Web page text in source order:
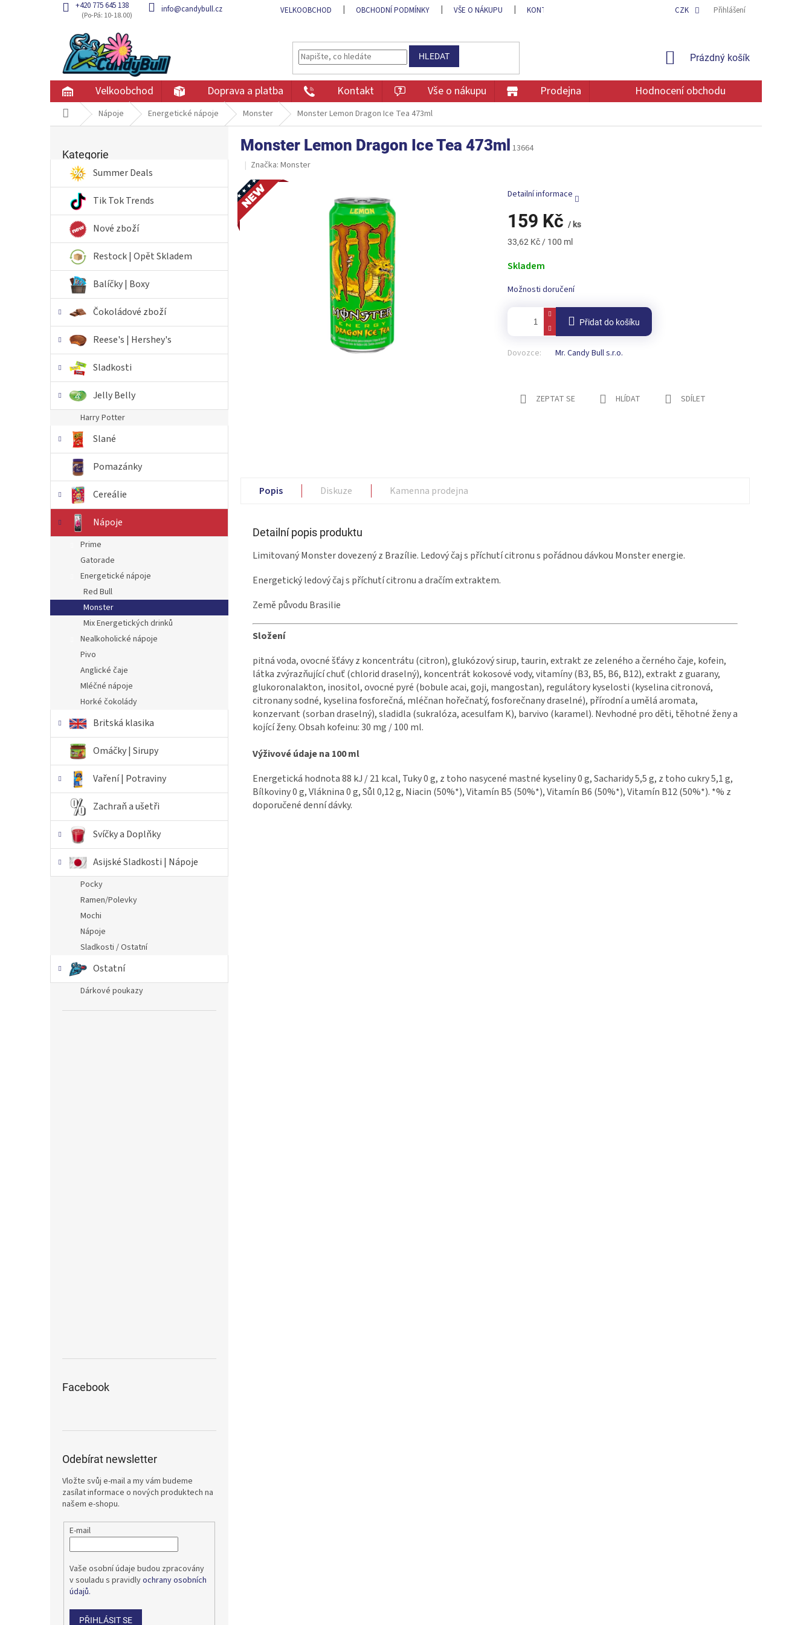
+420 775 645 138 info@candybull.cz VELKOOBCHOD OBCHODNÍ PODMÍNKY VŠE O NÁKUPU KONTAKT OCHRANA OSOBNÍCH ÚDAJŮCZK Přihlášení
HLEDAT
NÁKUPNÍ
Prázdný košík
Velkoobchod Doprava a platba Kontakt Vše o nákupu Prodejna Hodnocení obchodu
Domů Nápoje Energetické nápoje Monster Monster Lemon Dragon Ice Tea 473ml
r
n
í
kategorie
Kategorie
Summer Deals
Tik Tok Trends
Nové zboží
Restock | Opět Skladem
Balíčky | Boxy
Čokoládové zboží
Reese's | Hershey's
Sladkosti
Jelly Belly
Harry Potter
Slané
Pomazánky
Cereálie
Nápoje
Prime
Gatorade
Energetické nápoje
Red Bull
Monster
Mix Energetických drinků
Nealkoholické nápoje
Pivo
Anglické čaje
Mléčné nápoje
Horké čokolády
Britská klasika
Omáčky | Sirupy
Vaření | Potraviny
Zachraň a ušetři
Svíčky a Doplňky
Asijské Sladkosti | Nápoje
Pocky
Ramen/Polevky
Mochi
Nápoje
Sladkosti / Ostatní
Ostatní
Dárkové poukazy
Facebook
Odebírat newsletter
Vložte svůj e-mail a my vám budeme
zasílat informace o nových produktech na
našem e-shopu.
E-mail
Vaše osobní údaje budou zpracovány
v souladu s pravidlyochrany osobních
údajů.
PŘIHLÁSIT SE
Monster Lemon Dragon Ice Tea 473ml 13664
Novinka
Značka: Monster
159 Kč / ks
Měrná
33,62 Kč / 100 ml
Skladem
Možnosti doručení
Přidat do košíku
Dovozce: Mr. Candy Bull s.r.o.
Detailní informace
ZEPTAT SE HLÍDAT SDÍLET
Popis Diskuze Kamenna prodejna
Detailní popis produktu
Limitovaný Monster dovezený z Brazílie. Ledový čaj s příchutí citronu s pořádnou dávkou Monster energie.
Energetický ledový čaj s příchutí citronu a dračím extraktem.
Země původu Brasilie
Složení
pitná voda, ovocné šťávy z koncentrátu (citron), glukózový sirup, taurin, extrakt ze zeleného a černého čaje, kofein,
látka zvýrazňující chuť (chlorid draselný), koncentrát kokosové vody, vitamíny (B3, B5, B6, B12), extrakt z guarany,
glukoronalakton, inositol, ovocné pyré (bobule acai, goji, mangostan), regulátory kyselosti (kyselina citronová,
citronany sodné, kyselina fosforečná, mléčnan hořečnatý, fosforečnany draselné), přírodní a umělá aromata,
konzervant (sorban draselný), sladidla (sukralóza, acesulfam K), barvivo (karamel). Nevhodné pro děti, těhotné ženy a
kojící ženy. Obsah kofeinu: 30 mg / 100 ml.
Výživové údaje na 100 ml
Energetická hodnota 88 kJ / 21 kcal, Tuky 0 g, z toho nasycené mastné kyseliny 0 g, Sacharidy 5,5 g, z toho cukry 5,1 g,
Bílkoviny 0 g, Vláknina 0 g, Sůl 0,12 g, Niacin (50%*), Vitamín B5 (50%*), Vitamín B6 (50%*), Vitamín B12 (50%*). *% z
doporučené denní dávky.